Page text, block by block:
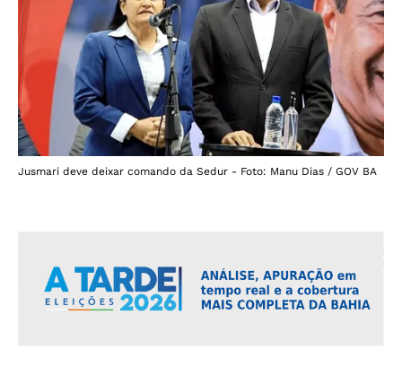
Jusmari deve deixar comando da Sedur - Foto: Manu Dias / GOV BA